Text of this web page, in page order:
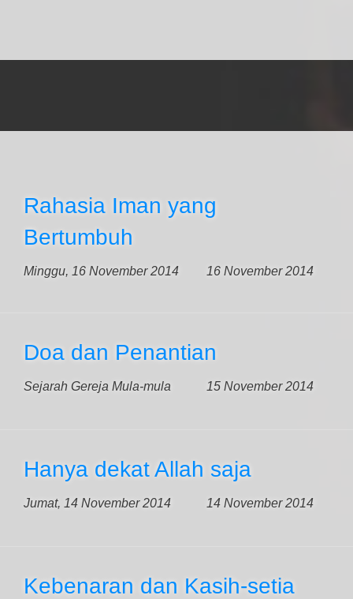
Rahasia Iman yang
Bertumbuh
Minggu, 16 November 2014 16 November 2014
Doa dan Penantian
Sejarah Gereja Mula-mula 15 November 2014
Hanya dekat Allah saja
Jumat, 14 November 2014 14 November 2014
Kebenaran dan Kasih-setia